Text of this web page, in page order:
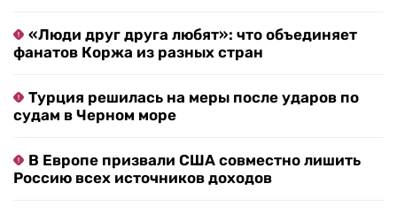
«Люди друг друга любят»: что объединяет
фанатов Коржа из разных стран
Турция решилась на меры после ударов по
судам в Черном море
В Европе призвали США совместно лишить
Россию всех источников доходов